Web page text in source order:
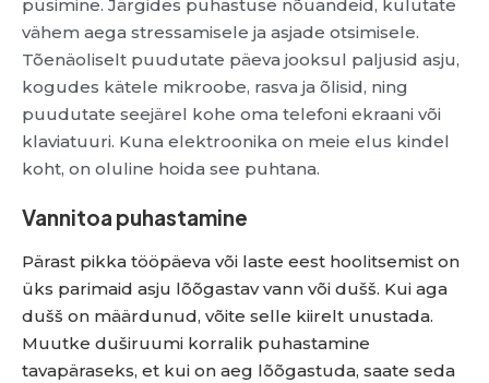
püsimine. Järgides puhastuse nõuandeid, kulutate
vähem aega stressamisele ja asjade otsimisele.
Tõenäoliselt puudutate päeva jooksul paljusid asju,
kogudes kätele mikroobe, rasva ja õlisid, ning
puudutate seejärel kohe oma telefoni ekraani või
klaviatuuri. Kuna elektroonika on meie elus kindel
koht, on oluline hoida see puhtana.
Vannitoa puhastamine
Pärast pikka tööpäeva või laste eest hoolitsemist on
üks parimaid asju lõõgastav vann või dušš. Kui aga
dušš on määrdunud, võite selle kiirelt unustada.
Muutke duširuumi korralik puhastamine
tavapäraseks, et kui on aeg lõõgastuda, saate seda